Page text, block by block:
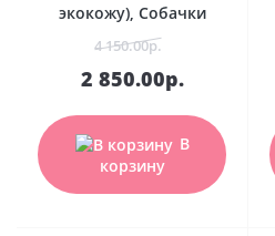
экокожу), Собачки
4 150.00р.
2 850.00р.
В
корзину